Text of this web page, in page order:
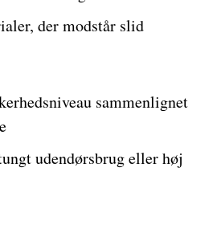
der modstår slid
sammenlignet
udendørsbrug eller høj